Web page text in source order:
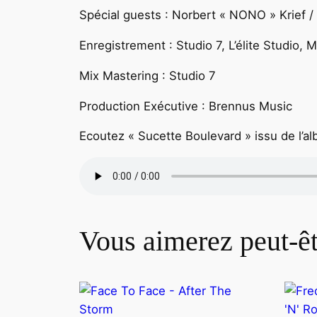
Spécial guests : Norbert « NONO » Krief
Enregistrement : Studio 7, L’élite Studio,
Mix Mastering : Studio 7
Production Exécutive : Brennus Music
Ecoutez « Sucette Boulevard » issu de
Vous aimerez peut-